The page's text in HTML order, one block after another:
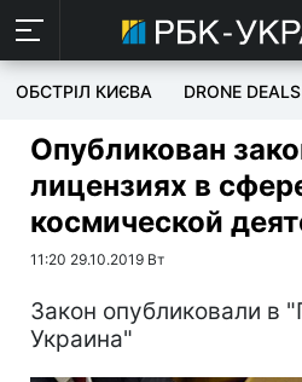
ОБСТРІЛ КИЄВА DRONE DEALS
Опубликован
лицензиях в
космической
11:20 29.10.2019 Вт
Закон опубликовали в
Украина"